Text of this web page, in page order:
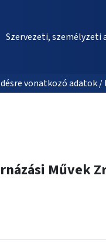
Szervezeti, személyzeti
vonatkozó adatok
Művek